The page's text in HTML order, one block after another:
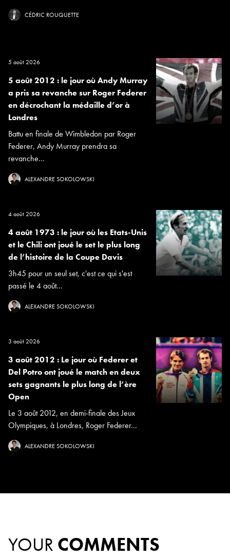
CÉDRIC ROUQUETTE
5 août 2026
5 août 2012 : le jour où Andy Murray
a pris sa revanche sur Roger Federer
en décrochant la médaille d’or à
Londres
Battu en finale de Wimbledon par Roger
Federer, Andy Murray prendra sa
revanche...
ALEXANDRE SOKOLOWSKI
4 août 2026
4 août 1973 : le jour où les Etats-Unis
et le Chili ont joué le set le plus long
de l’histoire de la Coupe Davis
3h45 pour un seul set, c'est ce qui s'est
passé le 4 août...
ALEXANDRE SOKOLOWSKI
3 août 2026
3 août 2012 : Le jour où Federer et
Del Potro ont joué le match en deux
sets gagnants le plus long de l’ère
Open
Le 3 août 2012, en demi-finale des Jeux
Olympiques, à Londres, Roger Federer...
ALEXANDRE SOKOLOWSKI
YOUR COMMENTS